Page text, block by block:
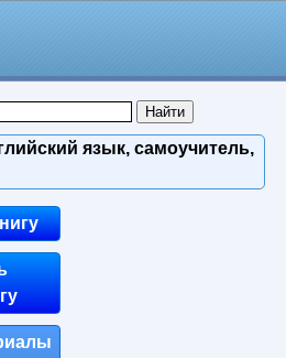
язык, самоучитель,